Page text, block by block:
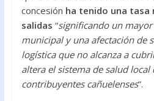
concesión ha tenido una tasa
salidas “significando un
municipal y una afectación de
logística que no alcanza a
altera el sistema de salud local
contribuyentes cañuelenses”.